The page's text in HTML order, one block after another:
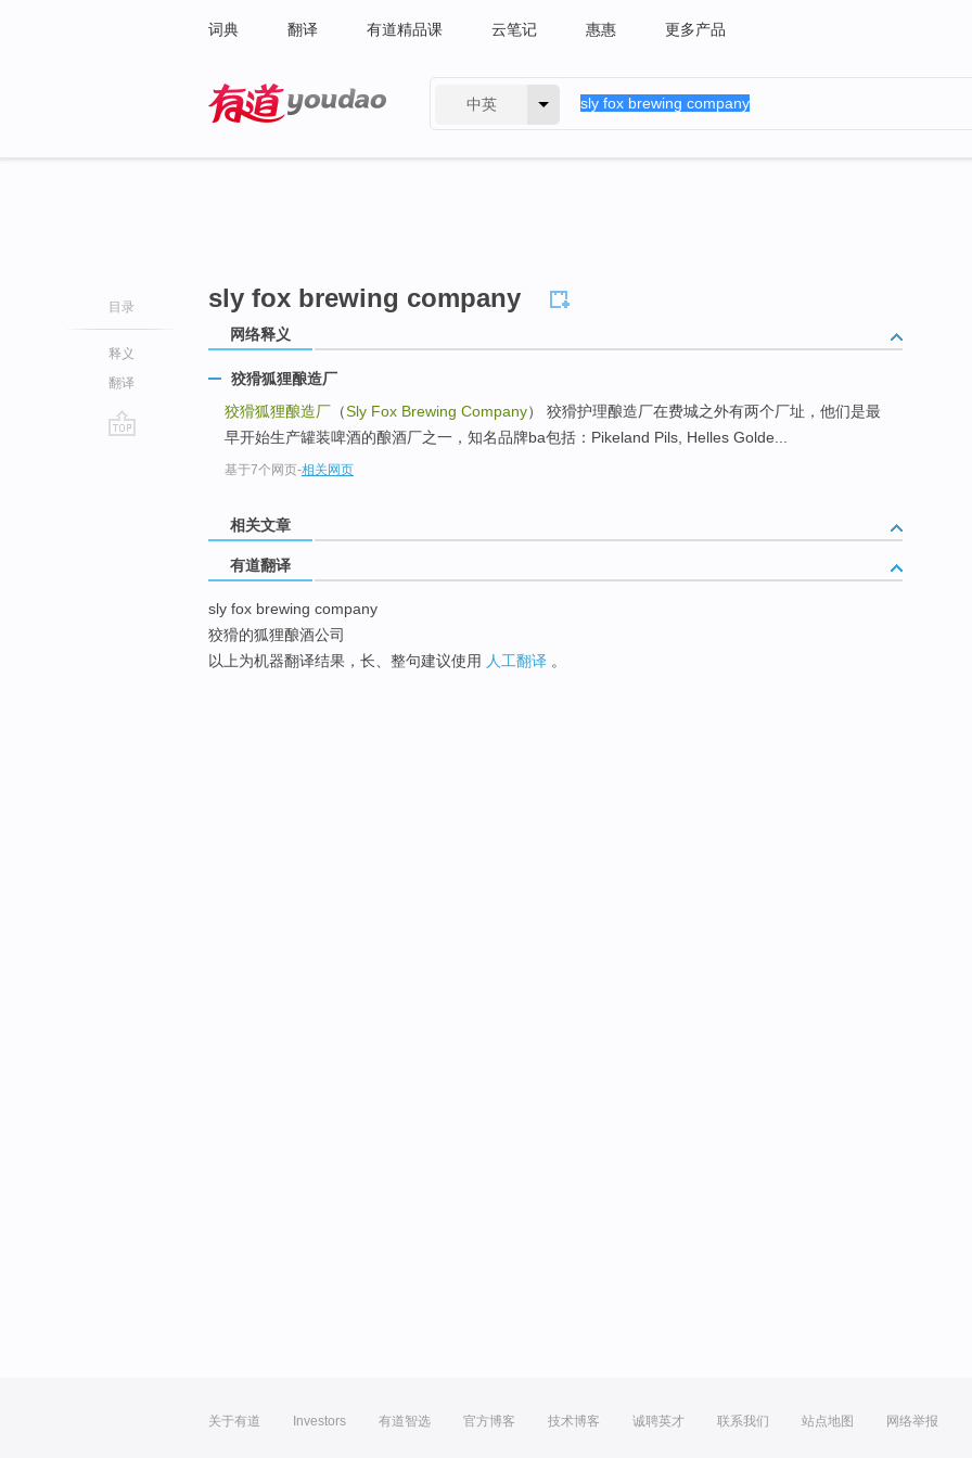
词典 翻译 有道精品课 云笔记 惠惠 更多产品
中英
目录
释义
翻译
sly fox brewing company
网络释义
狡猾狐狸酿造厂
狡猾狐狸酿造厂 （Sly Fox Brewing Company） 狡猾护理酿造厂在费城之外有两个厂址，他们是最
早开始生产罐装啤酒的酿酒厂之一，知名品牌ba包括：Pikeland Pils, Helles Golde...
基于7个网页-相关网页
相关文章
有道翻译
sly fox brewing company
狡猾的狐狸酿酒公司
以上为机器翻译结果，长、整句建议使用 人工翻译 。
关于有道 Investors 有道智选 官方博客 技术博客 诚聘英才 联系我们 站点地图 网络举报